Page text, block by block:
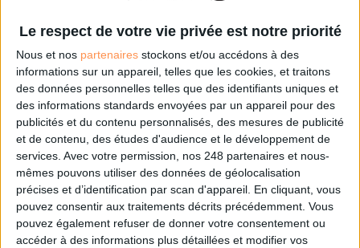
Le respect de votre vie privée est notre priorité
Nous et nos partenaires stockons et/ou accédons à des
informations sur un appareil, telles que les cookies, et traitons
des données personnelles telles que des identifiants uniques et
des informations standards envoyées par un appareil pour des
publicités et du contenu personnalisés, des mesures de publicité
et de contenu, des études d'audience et le développement de
services. Avec votre permission, nos 248 partenaires et nous-
mêmes pouvons utiliser des données de géolocalisation
précises et d’identification par scan d'appareil. En cliquant, vous
pouvez consentir aux traitements décrits précédemment. Vous
pouvez également refuser de donner votre consentement ou
accéder à des informations plus détaillées et modifier vos
À LIRE SUR ARCHIMAG
La bibliothèque de Lille confie son récolement et
son catalogage à AureXus
71e Congrès de l’ABF : l’hospitalité comme fil rouge